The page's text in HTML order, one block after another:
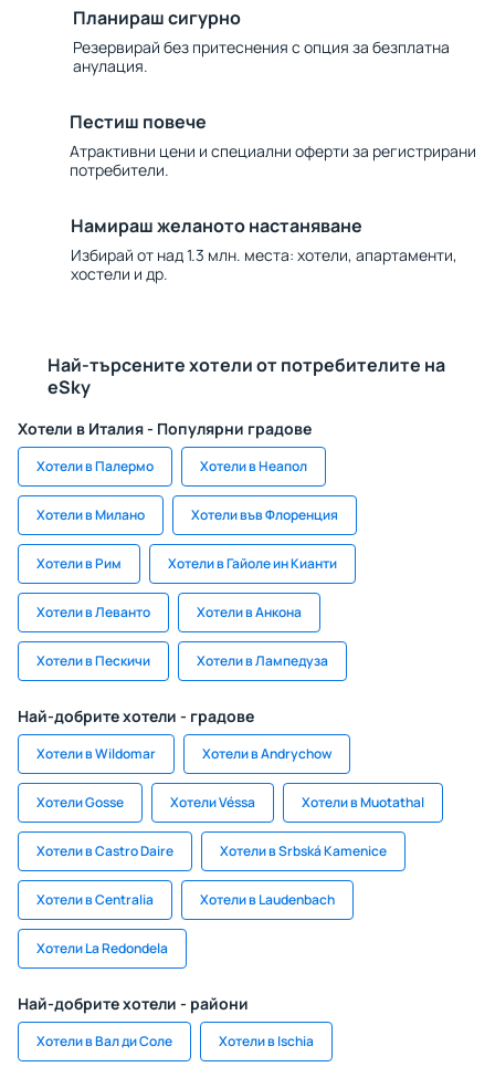
Планираш сигурно
Резервирай без притеснения с опция за безплатна
анулация.
Пестиш повече
Атрактивни цени и специални оферти за регистрирани
потребители.
Намираш желаното настаняване
Избирай от над 1.3 млн. места: хотели, апартаменти,
хостели и др.
Най-търсените хотели от потребителите на
eSky
Хотели в Италия - Популярни градове
Хотели в Палермо Хотели в Неапол
Хотели в Милано Хотели във Флоренция
Хотели в Рим Хотели в Гайоле ин Кианти
Хотели в Леванто Хотели в Анкона
Хотели в Пескичи Хотели в Лампедуза
Най-добрите хотели - градове
Хотели в Wildomar Хотели в Andrychow
Хотели Gosse Хотели Véssa Хотели в Muotathal
Хотели в Castro Daire Хотели в Srbská Kamenice
Хотели в Centralia Хотели в Laudenbach
Хотели La Redondela
Най-добрите хотели - райони
Хотели в Вал ди Соле Хотели в Ischia